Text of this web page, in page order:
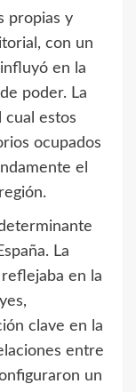
propias y
con un
en la
poder. La
cual estos
ocupados
el
La
en la
clave en la
entre
un